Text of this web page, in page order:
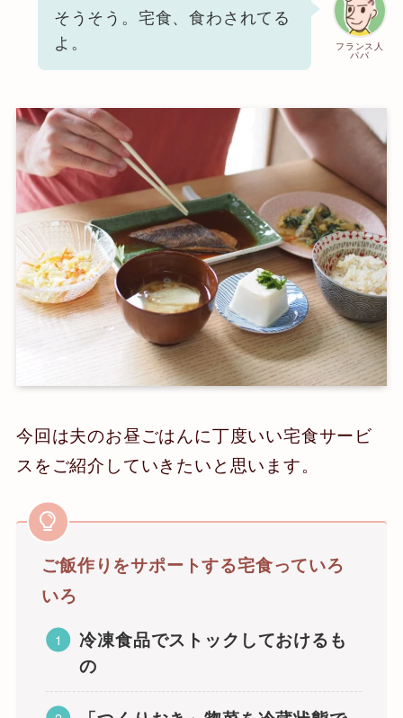
フランス人
パパ
そうそう。宅食、食わされてる
よ。
今回は夫のお昼ごはんに丁度いい宅食サービ
スをご紹介していきたいと思います。
ご飯作りをサポートする宅食っていろ
いろ
冷凍食品でストックしておけるも
の